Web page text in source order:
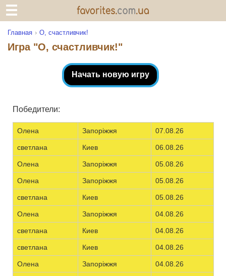
Главная О, счастливчик!
Игра "О, счастливчик!"
Начать новую игру
Победители:
Олена Запоріжжя 07.08.26
светлана Киев 06.08.26
Олена Запоріжжя 05.08.26
Олена Запоріжжя 05.08.26
светлана Киев 05.08.26
Олена Запоріжжя 04.08.26
светлана Киев 04.08.26
светлана Киев 04.08.26
Олена Запоріжжя 04.08.26